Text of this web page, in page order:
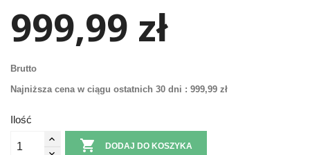
999,99 zł
Brutto
Najniższa cena w ciągu ostatnich 30 dni : 999,99 zł
Ilość
 DODAJ DO KOSZYKA